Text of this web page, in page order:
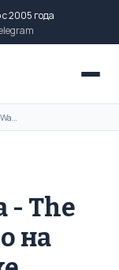
2005 года
Слова песни Abba - The Way Old Friends Do на английском языке
- The
на